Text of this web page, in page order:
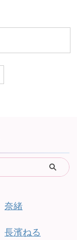
奈緒
長濱ねる